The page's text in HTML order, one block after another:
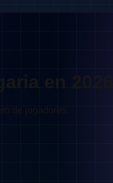
en 2026
de jugadores.